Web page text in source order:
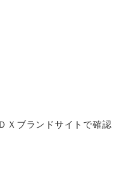
Ｘブランドサイトで確認